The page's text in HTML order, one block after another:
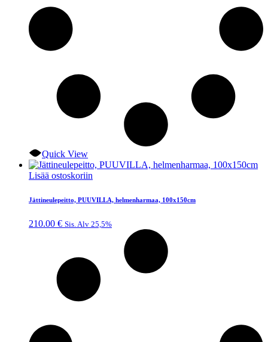
Quick View
Lisää ostoskoriin
Jättineulepeitto, PUUVILLA, helmenharmaa, 100x150cm
210.00 € Sis. Alv 25,5%